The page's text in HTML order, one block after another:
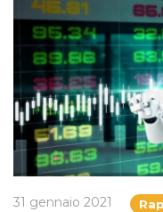
31 gennaio 2021